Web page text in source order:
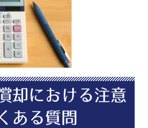
却における注意
ある質問